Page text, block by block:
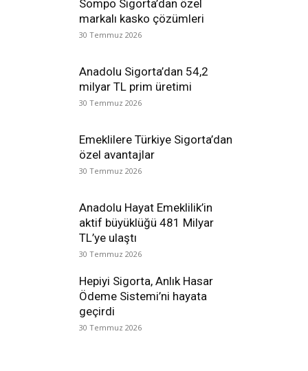
Sompo Sigorta’dan özel
markalı kasko çözümleri
30 Temmuz 2026
Anadolu Sigorta’dan 54,2
milyar TL prim üretimi
30 Temmuz 2026
Emeklilere Türkiye Sigorta’dan
özel avantajlar
30 Temmuz 2026
Anadolu Hayat Emeklilik’in
aktif büyüklüğü 481 Milyar
TL’ye ulaştı
30 Temmuz 2026
Hepiyi Sigorta, Anlık Hasar
Ödeme Sistemi’ni hayata
geçirdi
30 Temmuz 2026